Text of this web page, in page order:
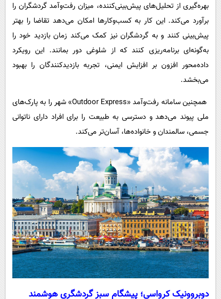
بهره‌گیری از تحلیل‌های پیش‌بینی‌کننده، میزان رفت‌وآمد گردشگران را
برآورد می‌کند. این کار به کسب‌وکارها امکان می‌دهد تقاضا را بهتر
پیش‌بینی کنند و به گردشگران نیز کمک می‌کند زمان بازدید خود را
به‌گونه‌ای برنامه‌ریزی کنند که از شلوغی دور بمانند. این رویکرد
داده‌محور افزون بر افزایش ایمنی، تجربه بازدیدکنندگان را بهبود
می‌بخشد.
همچنین سامانه رفت‌وآمد «Outdoor Express» شهر را به پارک‌های
ملی پیوند می‌دهد و دسترسی به طبیعت را برای افراد دارای ناتوانی
جسمی، سالمندان و خانواده‌ها، آسان‌تر می‌کند.
دوبروونیک کرواسی؛ پیشگام سبز گردشگری هوشمند